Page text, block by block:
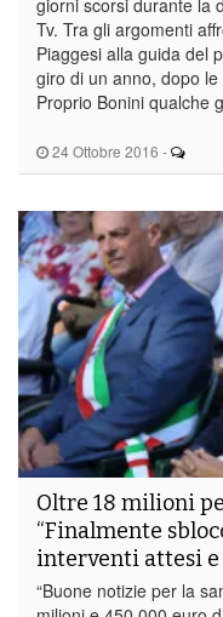
24 Ottobre 2016 -
Tv. Tra gli argomenti
Piaggesi alla guida del
giro di un anno, dopo
Proprio Bonini qualche
Oltre 18 milioni
“Finalmente
interventi attesi
“Buone notizie per la